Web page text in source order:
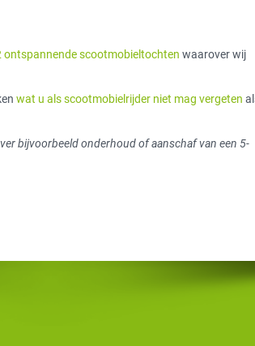
ontspannende scootmobieltochten waarover wij
wat u als scootmobielrijder niet mag vergeten
bijvoorbeeld onderhoud of aanschaf van een 5-